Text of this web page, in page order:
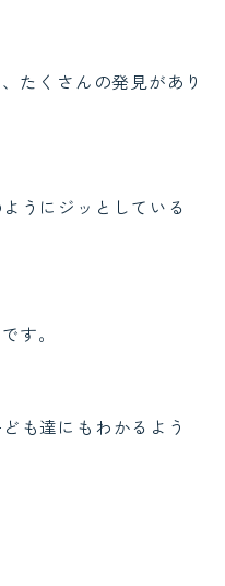
たくさんの発見があり
うにジッとしている
す。
も達にもわかるよう